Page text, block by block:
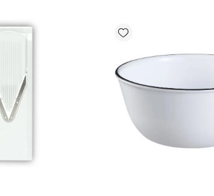
Add wishlist